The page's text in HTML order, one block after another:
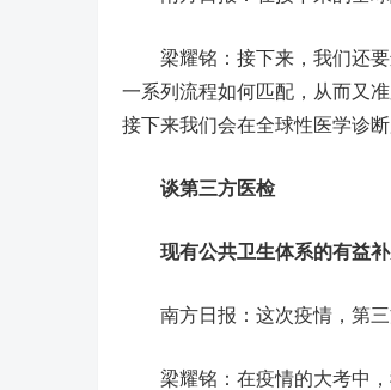
梁耀铭：接下来，我们还要
一系列流程如何匹配，从而又
接下来我们会在全球性医学诊
谈第三方医检
现有公共卫生体系的有益
南方日报：这次疫情，第三
梁耀铭：在疫情的大考中，